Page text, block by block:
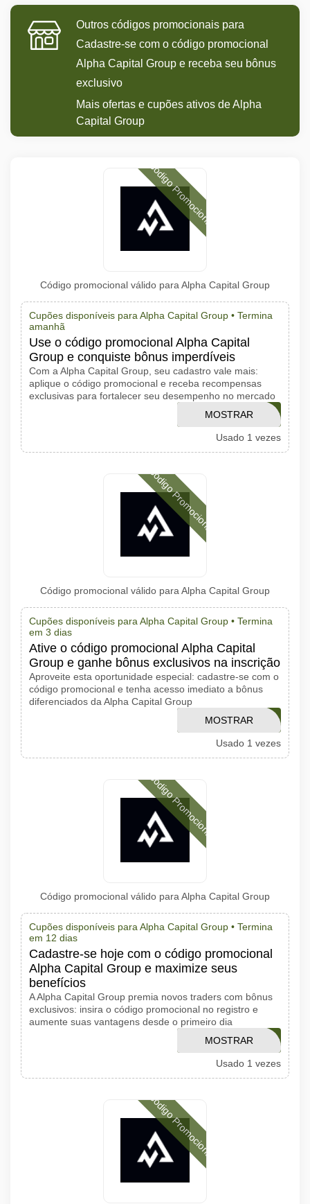
Outros códigos promocionais para
Cadastre-se com o código promocional
Alpha Capital Group e receba seu bônus
exclusivo
Mais ofertas e cupões ativos de Alpha
Capital Group
Código Promocional
Código promocional válido para Alpha Capital Group
Cupões disponíveis para Alpha Capital Group • Termina
amanhã
Use o código promocional Alpha Capital
Group e conquiste bônus imperdíveis
Com a Alpha Capital Group, seu cadastro vale mais:
aplique o código promocional e receba recompensas
exclusivas para fortalecer seu desempenho no mercado
THJZV
MOSTRAR
CÓDIGO
Usado 1 vezes
Código Promocional
Código promocional válido para Alpha Capital Group
Cupões disponíveis para Alpha Capital Group • Termina
em 3 dias
Ative o código promocional Alpha Capital
Group e ganhe bônus exclusivos na inscrição
Aproveite esta oportunidade especial: cadastre-se com o
código promocional e tenha acesso imediato a bônus
diferenciados da Alpha Capital Group
D1E34
MOSTRAR
CÓDIGO
Usado 1 vezes
Código Promocional
Código promocional válido para Alpha Capital Group
Cupões disponíveis para Alpha Capital Group • Termina
em 12 dias
Cadastre-se hoje com o código promocional
Alpha Capital Group e maximize seus
benefícios
A Alpha Capital Group premia novos traders com bônus
exclusivos: insira o código promocional no registro e
aumente suas vantagens desde o primeiro dia
YIPZM
MOSTRAR
CÓDIGO
Usado 1 vezes
Código Promocional